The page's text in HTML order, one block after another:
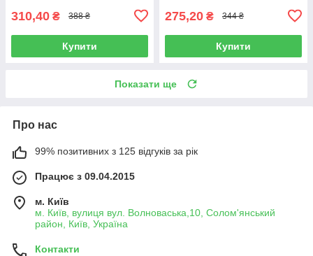
310,40 ₴ 388 ₴
Купити
275,20 ₴ 344 ₴
Купити
Показати ще
Про нас
99% позитивних з 125 відгуків за рік
Працює з 09.04.2015
м. Київ
м. Київ, вулиця вул. Волноваська,10, Солом'янський
район, Київ, Україна
Контакти